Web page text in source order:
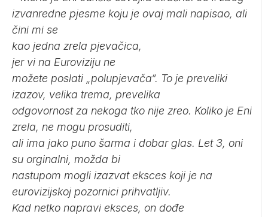
izvanredne pjesme koju je ovaj mali napisao, ali
čini mi se
kao jedna zrela pjevačica,
jer vi na Euroviziju ne
možete poslati „polupjevača“. To je preveliki
izazov, velika trema, prevelika
odgovornost za nekoga tko nije zreo. Koliko je Eni
zrela, ne mogu prosuditi,
ali ima jako puno šarma i dobar glas. Let 3, oni
su orginalni, možda bi
nastupom mogli izazvat eksces koji je na
eurovizijskoj pozornici prihvatljiv.
Kad netko napravi eksces, on dođe